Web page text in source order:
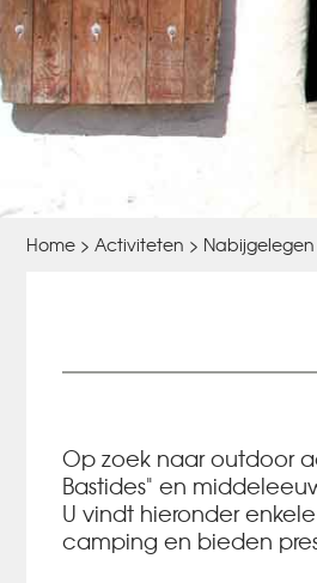
Home > Activiteten >
Op zoek naar outdoor
Bastides" en
U vindt hieronder
camping en bieden